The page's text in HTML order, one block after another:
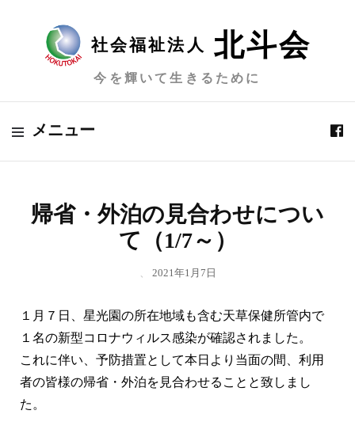
社会福祉法人 北斗会
今を輝いて生きるために
メニュー
帰省・外泊の見合わせについ
て（1/7～）
2021年1月7日
１月７日、星光園の所在地域も含む天草保健所管内で
１名の新型コロナウィルス感染が確認されました。
これに伴い、予防措置として本日より当面の間、利用
者の皆様の帰省・外泊を見合わせることと致しまし
た。